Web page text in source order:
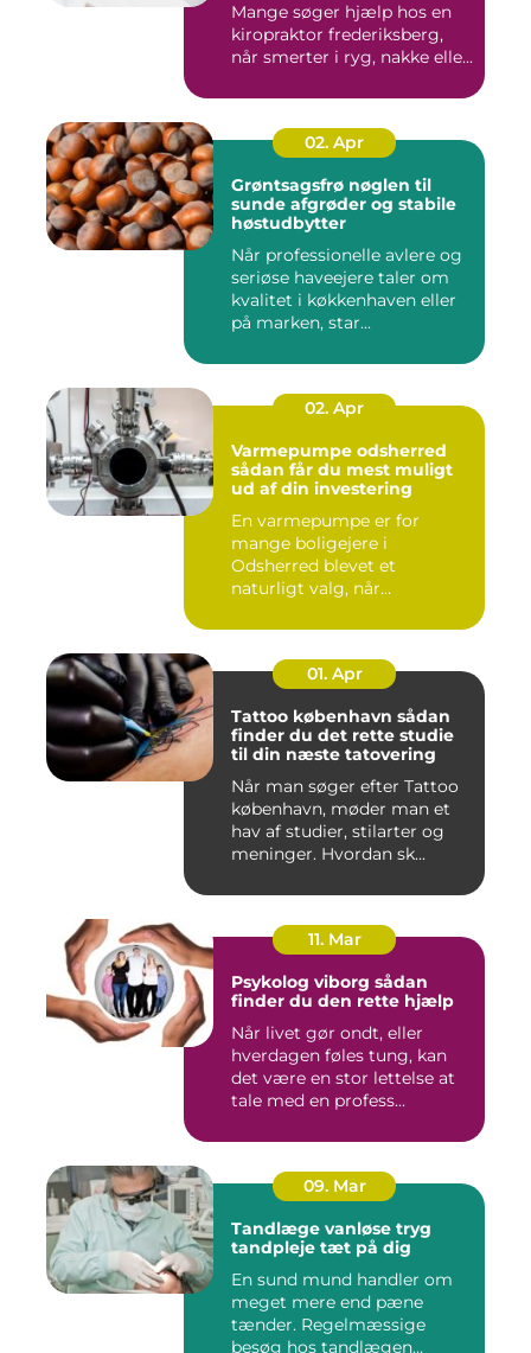
Mange søger hjælp hos en
kiropraktor frederiksberg,
når smerter i ryg, nakke elle...
02. Apr
Grøntsagsfrø nøglen til
sunde afgrøder og stabile
høstudbytter
Når professionelle avlere og
seriøse haveejere taler om
kvalitet i køkkenhaven eller
på marken, star...
02. Apr
Varmepumpe odsherred
sådan får du mest muligt
ud af din investering
En varmepumpe er for
mange boligejere i
Odsherred blevet et
naturligt valg, når
01. Apr
Tattoo københavn sådan
finder du det rette studie
til din næste tatovering
Når man søger efter Tattoo
københavn, møder man et
hav af studier, stilarter og
meninger. Hvordan sk...
11. Mar
Psykolog viborg sådan
finder du den rette hjælp
Når livet gør ondt, eller
hverdagen føles tung, kan
det være en stor lettelse at
tale med en profess...
09. Mar
Tandlæge vanløse tryg
tandpleje tæt på dig
En sund mund handler om
meget mere end pæne
tænder. Regelmæssige
besøg hos tandlægen